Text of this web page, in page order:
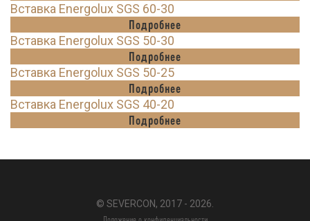
Вставка Energolux SGS 60-30
Подробнее
Вставка Energolux SGS 50-30
Подробнее
Вставка Energolux SGS 50-25
Подробнее
Вставка Energolux SGS 40-20
Подробнее
© SEVERCON, 2017 - 2026.